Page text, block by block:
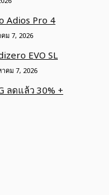
Adios Pro 4
ม 7, 2026
EVO SL
าคม 7, 2026
ลดแล้ว 30% +